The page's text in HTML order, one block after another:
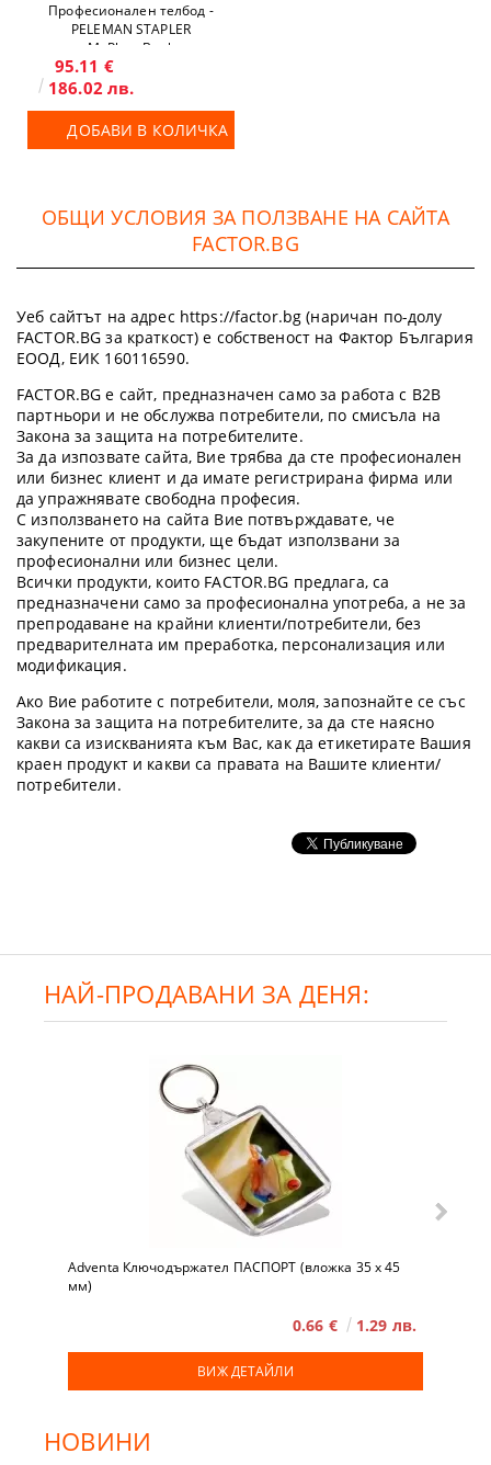
Професионален телбод -
PELEMAN STAPLER
MyPhotoBook
95.11 €
186.02 лв.
ДОБАВИ В КОЛИЧКА
ОБЩИ УСЛОВИЯ ЗА ПОЛЗВАНЕ НА САЙТА
FACTOR.BG
Уеб сайтът на адрес https://factor.bg (наричан по-долу
FACTOR.BG за краткост) е собственост на Фактор България
ЕООД, ЕИК 160116590.
FACTOR.BG е сайт, предназначен само за работа с B2B
партньори и не обслужва потребители, по смисъла на
Закона за защита на потребителите.
За да изпозвате сайта, Вие трябва да сте професионален
или бизнес клиент и да имате регистрирана фирма или
да упражнявате свободна професия.
С използването на сайта Вие потвърждавате, че
закупените от продукти, ще бъдат използвани за
професионални или бизнес цели.
Всички продукти, които FACTOR.BG предлага, са
предназначени само за професионална употреба, а не за
препродаване на крайни клиенти/потребители, без
предварителната им преработка, персонализация или
модификация.
Ако Вие работите с потребители, моля, запознайте се със
Закона за защита на потребителите, за да сте наясно
какви са изискванията към Вас, как да етикетирате Вашия
краен продукт и какви са правата на Вашите клиенти/
потребители.
НАЙ-ПРОДАВАНИ ЗА ДЕНЯ:
Adventa Ключодържател ПАСПОРТ (вложка 35 x 45
мм)
0.66 € 1.29 лв.
ВИЖ ДЕТАЙЛИ
НОВИНИ